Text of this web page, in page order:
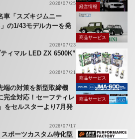
2026/07/25
経営情報
車「スズキジムニー
の1/43モデルカーを発
2026/07/23
商品サービス
ィマル LED ZX 6500K”
2026/07/21
商品サービス
端の対策を新型取締機
完全対応！セーフティレ
をセルスターより7月発
2026/07/17
商品サービス
ポーツカスタム特化型